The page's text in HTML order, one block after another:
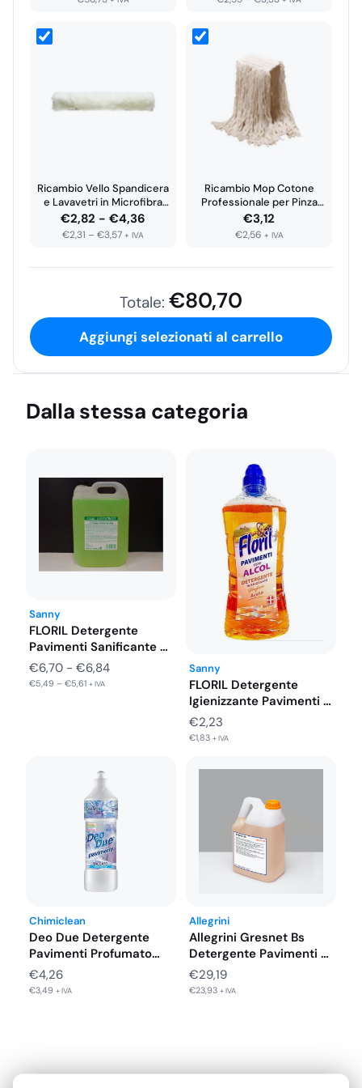
Ricambio Vello Spandicera
e Lavavetri in Microfibra
con…
€2,82 - €4,36
€2,82
a
€4,36
€2,31 – €3,57 + IVA
Ricambio Mop Cotone
Professionale per Pinza
400 Gr
€3,12
€2,56 + IVA
Totale: €80,70
Aggiungi selezionati al carrello
Dalla stessa categoria
Sanny
FLORIL Detergente
Pavimenti Sanificante 5
LT Varie Profumazioni
€6,70 - €6,84Fascia
€5,49 – €5,61 + IVA
Sanny
FLORIL Detergente
Igienizzante Pavimenti 1
LT con Alcool…
€2,23
€1,83 + IVA
Chimiclean
Deo Due Detergente
Pavimenti Profumato
Liquigel 750 ML…
€4,26
€3,49 + IVA
Allegrini
Allegrini Gresnet Bs
Detergente Pavimenti e
Superfici in…
€29,19
€23,93 + IVA